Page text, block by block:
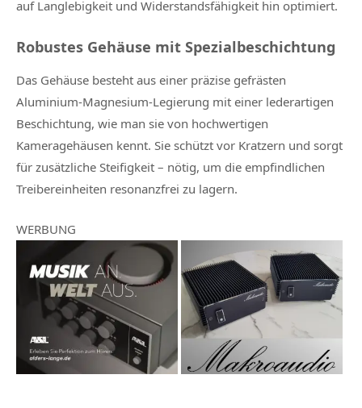
auf Langlebigkeit und Widerstandsfähigkeit hin optimiert.
Robustes Gehäuse mit Spezialbeschichtung
Das Gehäuse besteht aus einer präzise gefrästen
Aluminium-Magnesium-Legierung mit einer lederartigen
Beschichtung, wie man sie von hochwertigen
Kameragehäusen kennt. Sie schützt vor Kratzern und sorgt
für zusätzliche Steifigkeit – nötig, um die empfindlichen
Treibereinheiten resonanzfrei zu lagern.
WERBUNG